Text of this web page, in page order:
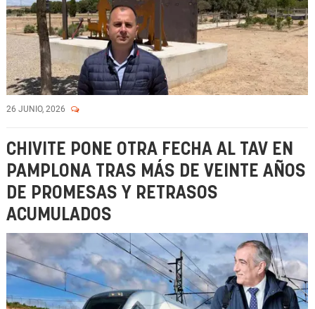
26 JUNIO, 2026
CHIVITE PONE OTRA FECHA AL TAV EN
PAMPLONA TRAS MÁS DE VEINTE AÑOS
DE PROMESAS Y RETRASOS
ACUMULADOS